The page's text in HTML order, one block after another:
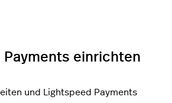
Payments einrichten
und Lightspeed Payments